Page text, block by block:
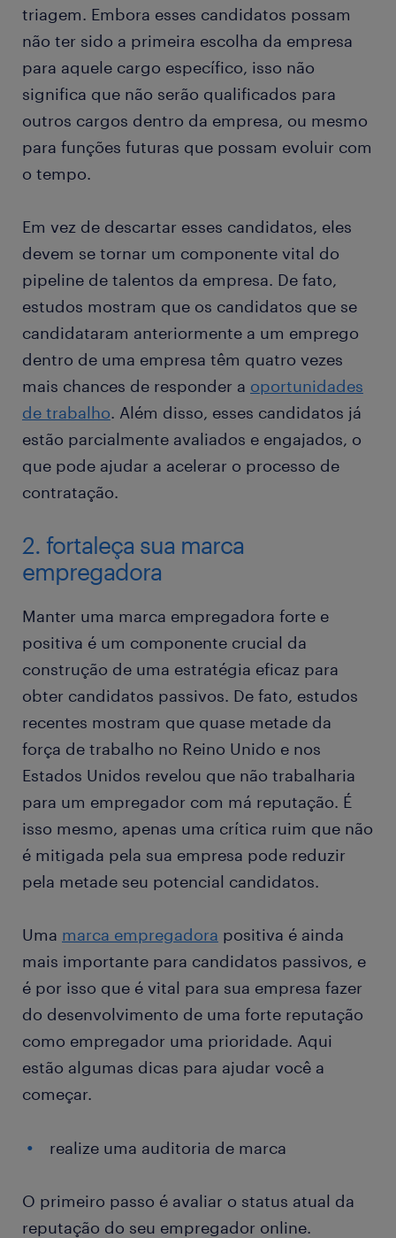
triagem. Embora esses candidatos possam
não ter sido a primeira escolha da empresa
para aquele cargo específico, isso não
significa que não serão qualificados para
outros cargos dentro da empresa, ou mesmo
para funções futuras que possam evoluir com
o tempo.
Em vez de descartar esses candidatos, eles
devem se tornar um componente vital do
pipeline de talentos da empresa. De fato,
estudos mostram que os candidatos que se
candidataram anteriormente a um emprego
dentro de uma empresa têm quatro vezes
mais chances de responder a oportunidades
de trabalho. Além disso, esses candidatos já
estão parcialmente avaliados e engajados, o
que pode ajudar a acelerar o processo de
contratação.
2. fortaleça sua marca
empregadora
Manter uma marca empregadora forte e
positiva é um componente crucial da
construção de uma estratégia eficaz para
obter candidatos passivos. De fato, estudos
recentes mostram que quase metade da
força de trabalho no Reino Unido e nos
Estados Unidos revelou que não trabalharia
para um empregador com má reputação. É
isso mesmo, apenas uma crítica ruim que não
é mitigada pela sua empresa pode reduzir
pela metade seu potencial candidatos.
Uma marca empregadora positiva é ainda
mais importante para candidatos passivos, e
é por isso que é vital para sua empresa fazer
do desenvolvimento de uma forte reputação
como empregador uma prioridade. Aqui
estão algumas dicas para ajudar você a
começar.
realize uma auditoria de marca
O primeiro passo é avaliar o status atual da
reputação do seu empregador online.